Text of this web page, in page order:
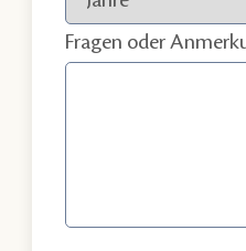
Fragen oder